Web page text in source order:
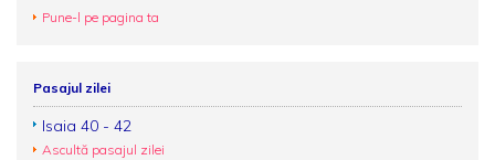
Pune-l pe pagina ta
Pasajul zilei
Isaia 40 - 42
Ascultă pasajul zilei